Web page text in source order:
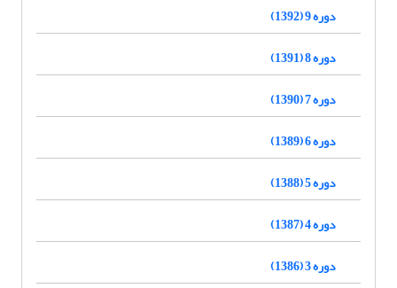
دوره 9 (1392)
دوره 8 (1391)
دوره 7 (1390)
دوره 6 (1389)
دوره 5 (1388)
دوره 4 (1387)
دوره 3 (1386)